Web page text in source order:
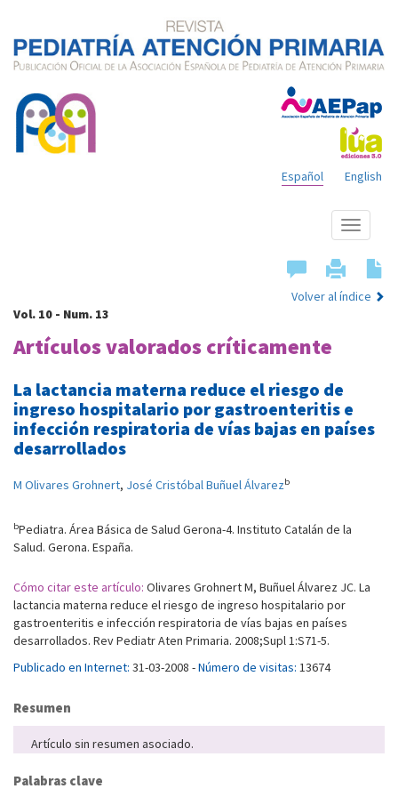
English
Español
Mostrar
menú
Volver al índice
Vol. 10 - Num. 13
Artículos valorados críticamente
La lactancia materna reduce el riesgo de
ingreso hospitalario por gastroenteritis e
infección respiratoria de vías bajas en países
desarrollados
M Olivares Grohnert, José Cristóbal Buñuel Álvarezb
bPediatra. Área Básica de Salud Gerona-4. Instituto Catalán de la
Salud. Gerona. España.
Cómo citar este artículo: Olivares Grohnert M, Buñuel Álvarez JC. La
lactancia materna reduce el riesgo de ingreso hospitalario por
gastroenteritis e infección respiratoria de vías bajas en países
desarrollados. Rev Pediatr Aten Primaria. 2008;Supl 1:S71-5.
Publicado en Internet: 31-03-2008 -Número de visitas: 13674
Resumen
Artículo sin resumen asociado.
Palabras clave